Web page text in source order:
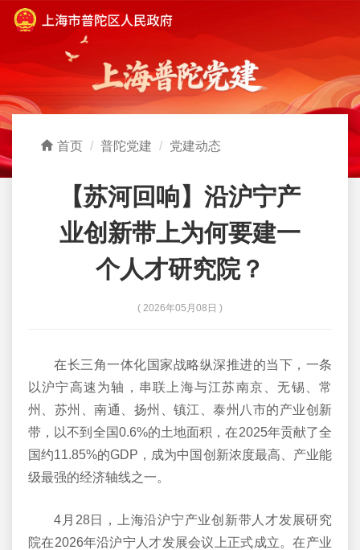
首页 普陀党建 党建动态
【苏河回响】沿沪宁产
业创新带上为何要建一
个人才研究院？
( 2026年05月08日 )
在长三角一体化国家战略纵深推进的当下，一条
以沪宁高速为轴，串联上海与江苏南京、无锡、常
州、苏州、南通、扬州、镇江、泰州八市的产业创新
带，以不到全国0.6%的土地面积，在2025年贡献了全
国约11.85%的GDP，成为中国创新浓度最高、产业能
级最强的经济轴线之一。
4月28日，上海沿沪宁产业创新带人才发展研究
院在2026年沿沪宁人才发展会议上正式成立。在产业